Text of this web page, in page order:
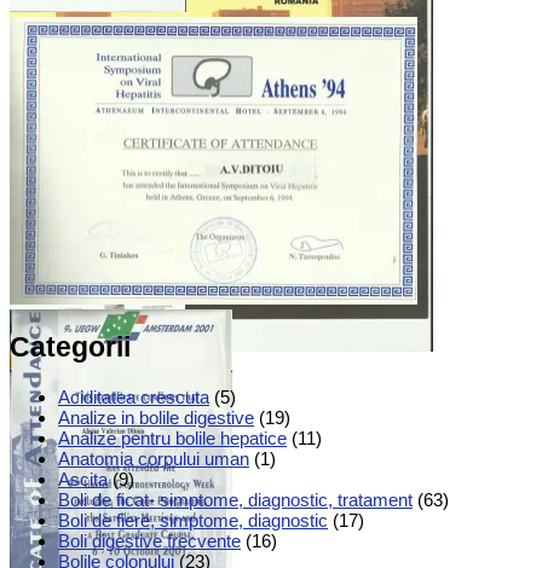
Categorii
Aciditatea crescuta (5)
Analize in bolile digestive (19)
Analize pentru bolile hepatice (11)
Anatomia corpului uman (1)
Ascita(9)
Boli de ficat- simptome, diagnostic, tratament (63)
Boli de fiere, simptome, diagnostic (17)
Boli digestive frecvente (16)
Bolile colonului(23)